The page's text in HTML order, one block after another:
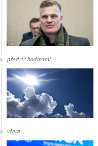
před 12 hodinami
včera